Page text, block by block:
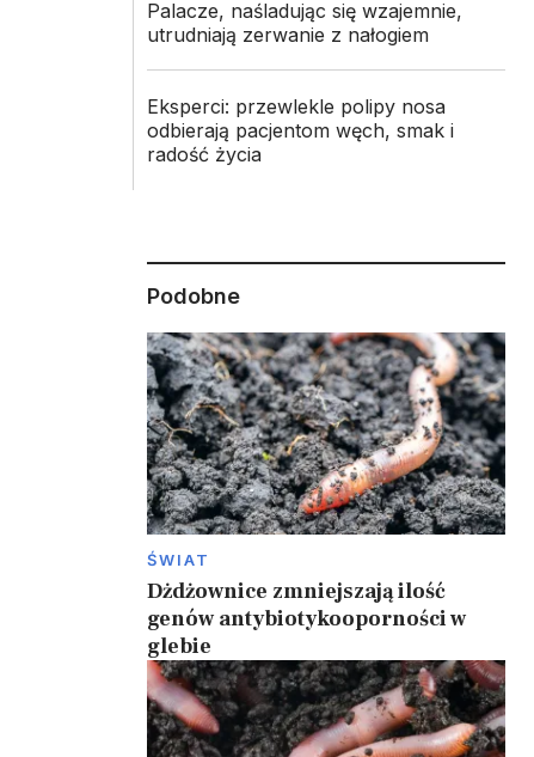
Palacze, naśladując się wzajemnie,
utrudniają zerwanie z nałogiem
Eksperci: przewlekle polipy nosa
odbierają pacjentom węch, smak i
radość życia
Podobne
ŚWIAT
Dżdżownice zmniejszają ilość
genów antybiotykooporności w
glebie